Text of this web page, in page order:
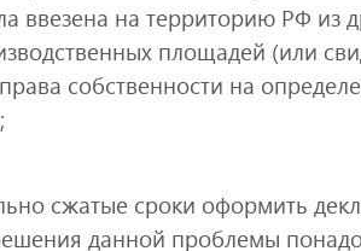
ввезена на территорию РФ из
площадей (или
собственности на
сжатые сроки оформить
данной проблемы